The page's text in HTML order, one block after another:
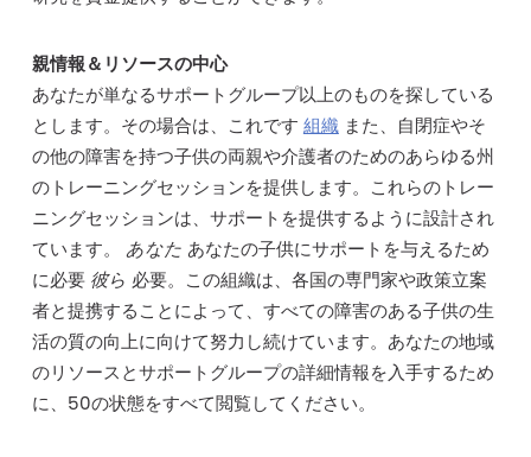
親情報＆リソースの中心
あなたが単なるサポートグループ以上のものを探している
とします。その場合は、これです 組織また、自閉症やそ
の他の障害を持つ子供の両親や介護者のためのあらゆる州
のトレーニングセッションを提供します。これらのトレー
ニングセッションは、サポートを提供するように設計され
ています。 あなた あなたの子供にサポートを与えるため
に必要 彼ら 必要。この組織は、各国の専門家や政策立案
者と提携することによって、すべての障害のある子供の生
活の質の向上に向けて努力し続けています。あなたの地域
のリソースとサポートグループの詳細情報を入手するため
に、50の状態をすべて閲覧してください。